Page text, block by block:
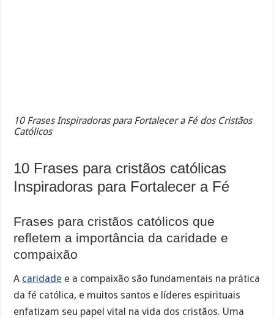
10 Frases Inspiradoras para Fortalecer a Fé dos Cristãos
Católicos
10 Frases para cristãos católicas
Inspiradoras para Fortalecer a Fé
Frases para cristãos católicos que
refletem a importância da caridade e
compaixão
A caridade e a compaixão são fundamentais na prática
da fé católica, e muitos santos e líderes espirituais
enfatizam seu papel vital na vida dos cristãos. Uma